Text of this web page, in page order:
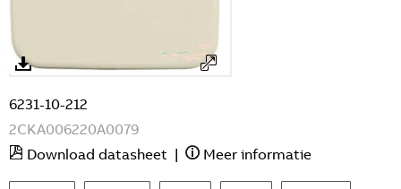
6231-10-212
2CKA006220A0079
Download datasheet | Meer informatie